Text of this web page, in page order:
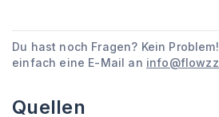
Du hast noch Fragen? Kein
einfach eine E-Mail an
Quellen